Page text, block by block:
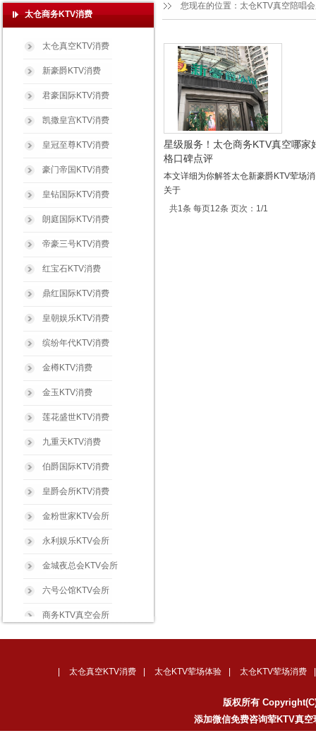
太仓商务KTV消费
太仓真空KTV消费
新豪爵KTV消费
君豪国际KTV消费
凯撒皇宫KTV消费
皇冠至尊KTV消费
豪门帝国KTV消费
皇钻国际KTV消费
朗庭国际KTV消费
帝豪三号KTV消费
红宝石KTV消费
鼎红国际KTV消费
皇朝娱乐KTV消费
缤纷年代KTV消费
金樽KTV消费
金玉KTV消费
莲花盛世KTV消费
九重天KTV消费
伯爵国际KTV消费
皇爵会所KTV消费
金粉世家KTV会所
永利娱乐KTV会所
金城夜总会KTV会所
六号公馆KTV会所
商务KTV真空会所
星级服务！太仓商务KTV真空哪家
格口碑点评
本文详细为你解答太仓新豪爵KTV荤场
关于
共1条 每页12条 页次：1/1
您现在的位置： 太仓KTV真空陪唱
太仓真空KTV消费 太仓KTV荤场体验 太仓KTV荤场消费
版权所有
添加微信免费咨询荤KTV真